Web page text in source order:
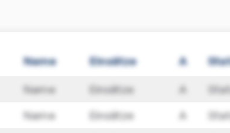
Name Einsätze A
Name Einsätze A
Name Einsätze A